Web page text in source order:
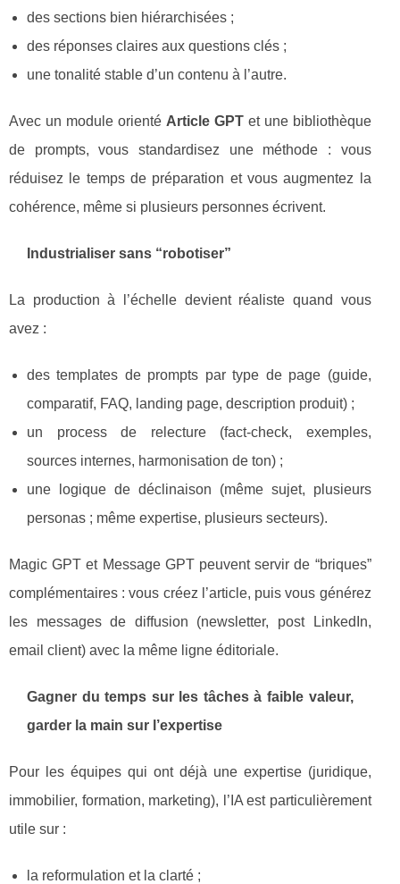
des sections bien hiérarchisées ;
des réponses claires aux questions clés ;
une tonalité stable d’un contenu à l’autre.
Avec un module orienté Article GPTet une bibliothèque
de prompts, vous standardisez une méthode : vous
réduisez le temps de préparation et vous augmentez la
cohérence, même si plusieurs personnes écrivent.
Industrialiser sans “robotiser”
La production à l’échelle devient réaliste quand vous
avez :
des templates de prompts par type de page (guide,
comparatif, FAQ, landing page, description produit) ;
un process de relecture (fact-check, exemples,
sources internes, harmonisation de ton) ;
une logique de déclinaison (même sujet, plusieurs
personas ; même expertise, plusieurs secteurs).
Magic GPT et Message GPT peuvent servir de “briques”
complémentaires : vous créez l’article, puis vous générez
les messages de diffusion (newsletter, post LinkedIn,
email client) avec la même ligne éditoriale.
Gagner du temps sur les tâches à faible valeur,
garder la main sur l’expertise
Pour les équipes qui ont déjà une expertise (juridique,
immobilier, formation, marketing), l’IA est particulièrement
utile sur :
la reformulation et la clarté ;